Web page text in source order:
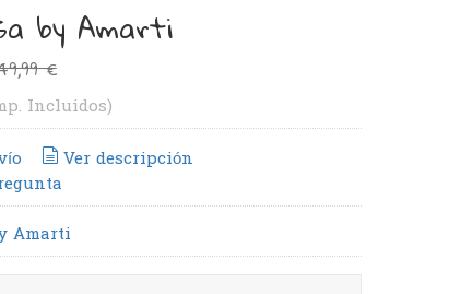
by Amarti
€
Incluidos)
Ver descripción
Amarti